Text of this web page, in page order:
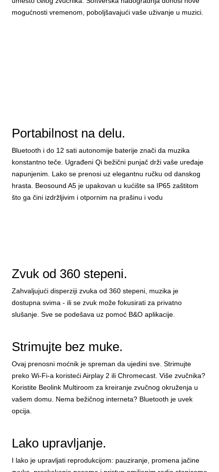
mogućnosti vremenom, poboljšavajući vaše uživanje u muzici.
Portabilnost na delu.
Bluetooth i do 12 sati autonomije baterije znači da muzika
konstantno teče. Ugrađeni Qi bežični punjač drži vaše uređaje
napunjenim. Lako se prenosi uz elegantnu ručku od danskog
hrasta. Beosound A5 je upakovan u kućište sa IP65 zaštitom
što ga čini izdržljivim i otpornim na prašinu i vodu
Zvuk od 360 stepeni.
Zahvaljujući disperziji zvuka od 360 stepeni, muzika je
dostupna svima - ili se zvuk može fokusirati za privatno
slušanje. Sve se podešava uz pomoć B&O aplikacije.
Strimujte bez muke.
Ovaj prenosni moćnik je spreman da ujedini sve. Strimujte
preko Wi-Fi-a koristeći Airplay 2 ili Chromecast. Više zvučnika?
Koristite Beolink Multiroom za kreiranje zvučnog okruženja u
vašem domu. Nema bežičnog interneta? Bluetooth je uvek
opcija.
Lako upravljanje.
I lako je upravljati reprodukcijom: pauziranje, promena jačine